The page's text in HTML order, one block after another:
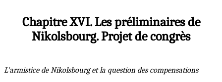
Chapitre XVI. Les préliminaires de
Nikolsbourg. Projet de congrès
L'armistice de Nikolsbourg et la question des compensations